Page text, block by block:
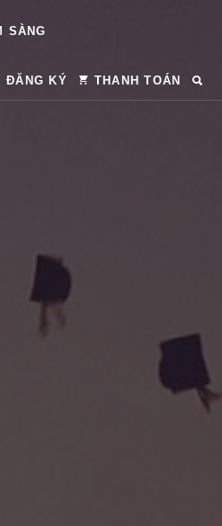
SÀNG
ĐĂNG KÝ THANH TOÁN